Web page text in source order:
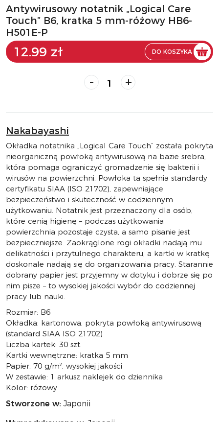
Antywirusowy notatnik „Logical Care
Touch” B6, kratka 5 mm-różowy HB6-
H501E-P
12.99 zł DO KOSZYKA
- +
Nakabayashi
Okładka notatnika „Logical Care Touch” została pokryta
nieorganiczną powłoką antywirusową na bazie srebra,
która pomaga ograniczyć gromadzenie się bakterii i
wirusów na powierzchni. Powłoka ta spełnia standardy
certyfikatu SIAA (ISO 21702), zapewniające
bezpieczeństwo i skuteczność w codziennym
użytkowaniu. Notatnik jest przeznaczony dla osób,
które cenią higienę – podczas użytkowania
powierzchnia pozostaje czysta, a samo pisanie jest
bezpieczniejsze. Zaokrąglone rogi okładki nadają mu
delikatności i przytulnego charakteru, a kartki w kratkę
doskonale nadają się do organizowania pracy. Starannie
dobrany papier jest przyjemny w dotyku i dobrze się po
nim pisze – to wysokiej jakości wybór do codziennej
pracy lub nauki.
Rozmiar: B6
Okładka: kartonowa, pokryta powłoką antywirusową
(standard SIAA ISO 21702)
Liczba kartek: 30 szt.
Kartki wewnętrzne: kratka 5 mm
Papier: 70 g/m², wysokiej jakości
W zestawie: 1 arkusz naklejek do dziennika
Kolor: różowy
Stworzone w: Japonii